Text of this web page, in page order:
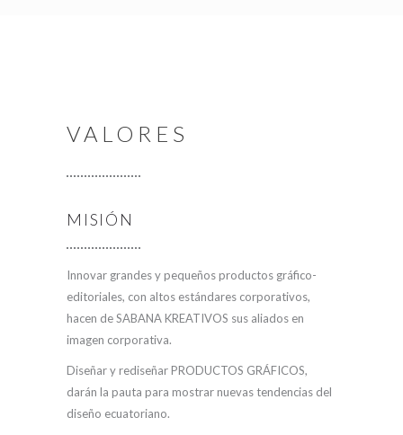
VALORES
MISIÓN
Innovar grandes y pequeños productos gráfico-
editoriales, con altos estándares corporativos,
hacen de SABANA KREATIVOS sus aliados en
imagen corporativa.
Diseñar y rediseñar PRODUCTOS GRÁFICOS,
darán la pauta para mostrar nuevas tendencias del
diseño ecuatoriano.